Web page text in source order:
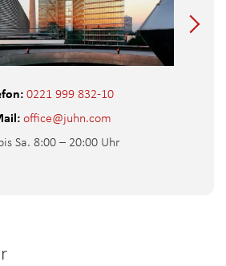
0221 999 832-10
office@juhn.com
Sa. 8:00 – 20:00 Uhr